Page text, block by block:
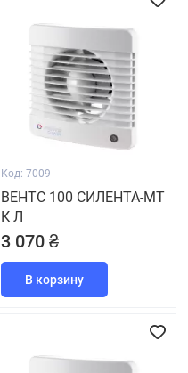
Код: 7009
ВЕНТС 100 СИЛЕНТА-МТ
К Л
3 070 ₴
В корзину